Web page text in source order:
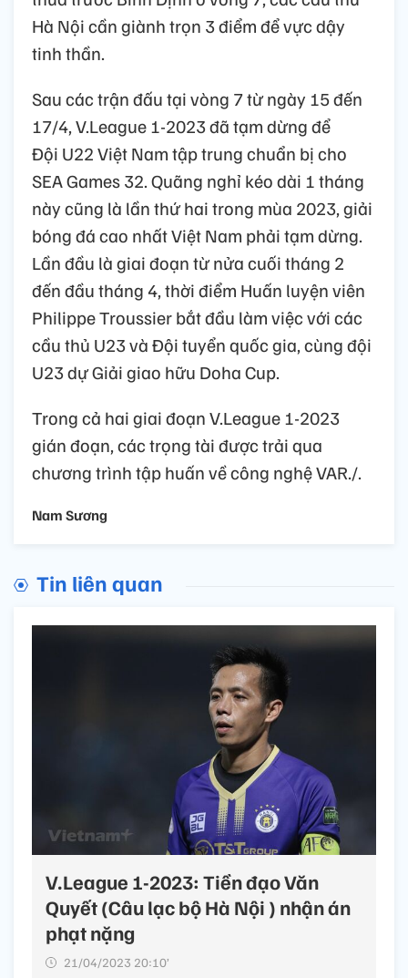
Hà Nội cần giành trọn 3 điểm để vực dậy
tinh thần.
Sau các trận đấu tại vòng 7 từ ngày 15 đến
17/4, V.League 1-2023 đã tạm dừng để
Đội U22 Việt Nam tập trung chuẩn bị cho
SEA Games 32. Quãng nghỉ kéo dài 1 tháng
này cũng là lần thứ hai trong mùa 2023, giải
bóng đá cao nhất Việt Nam phải tạm dừng.
Lần đầu là giai đoạn từ nửa cuối tháng 2
đến đầu tháng 4, thời điểm Huấn luyện viên
Philippe Troussier bắt đầu làm việc với các
cầu thủ U23 và Đội tuyển quốc gia, cùng đội
U23 dự Giải giao hữu Doha Cup.
Trong cả hai giai đoạn V.League 1-2023
gián đoạn, các trọng tài được trải qua
chương trình tập huấn về công nghệ VAR./.
Nam Sương
Tin liên quan
V.League 1-2023: Tiền đạo Văn
Quyết (Câu lạc bộ Hà Nội ) nhận án
phạt nặng
21/04/2023 20:10’